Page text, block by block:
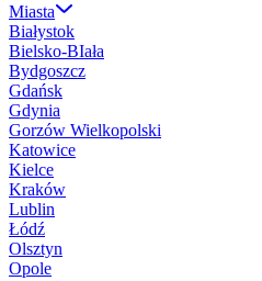
Miasta
Białystok
Bielsko-BIała
Bydgoszcz
Gdańsk
Gdynia
Gorzów Wielkopolski
Katowice
Kielce
Kraków
Lublin
Łódź
Olsztyn
Opole